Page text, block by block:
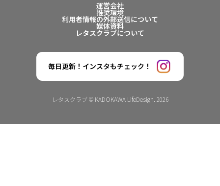
運営会社
推奨環境
利用者情報の外部送信について
媒体資料
レタスクラブについて
毎日更新！インスタもチェック！
レタスクラブ © KADOKAWA LifeDesign. 2026